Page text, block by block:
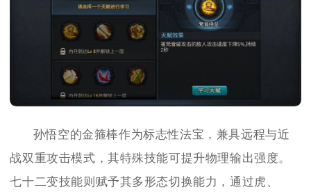
孙悟空的金箍棒作为标志性法宝，兼具远程与近
战双重攻击模式，其特殊技能可提升物理输出强度。
七十二变技能则赋予其多形态切换能力，通过虎、